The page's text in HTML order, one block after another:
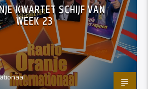
KWARTET SCHIJF VAN
WEEK 23